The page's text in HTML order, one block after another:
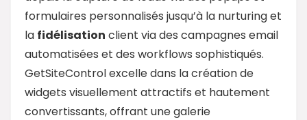
formulaires personnalisés jusqu’à la nurturing et
la fidélisation client via des campagnes email
automatisées et des workflows sophistiqués.
GetSiteControl excelle dans la création de
widgets visuellement attractifs et hautement
convertissants, offrant une galerie